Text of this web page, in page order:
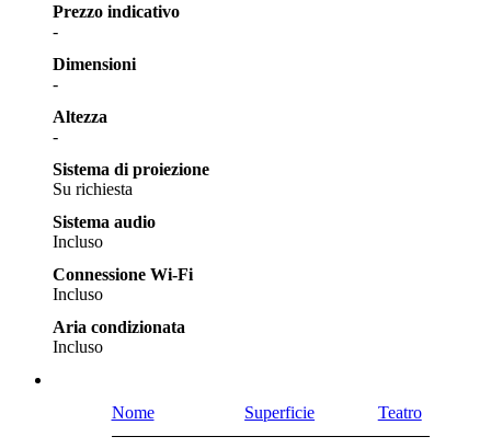
Prezzo indicativo
-
Dimensioni
-
Altezza
-
Sistema di proiezione
Su richiesta
Sistema audio
Incluso
Connessione Wi-Fi
Incluso
Aria condizionata
Incluso
Nome Superficie Teatro